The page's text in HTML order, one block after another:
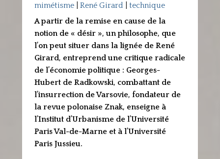
mimétisme| René Girard
technique
A partir de la remise en cause de la
notion de « désir », un philosophe, que
l’on peut situer dans la lignée de René
Girard, entreprend une critique radicale
de l’économie politique : Georges-
Hubert de Radkowski, combattant de
l’insurrection de Varsovie, fondateur de
la revue polonaise Znak, enseigne à
l’Institut d’Urbanisme de l’Université
Paris Val-de-Marne et à l’Université
Paris Jussieu.